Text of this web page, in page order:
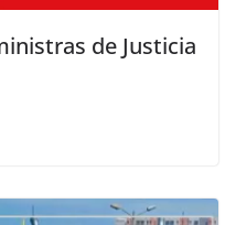
de Justicia